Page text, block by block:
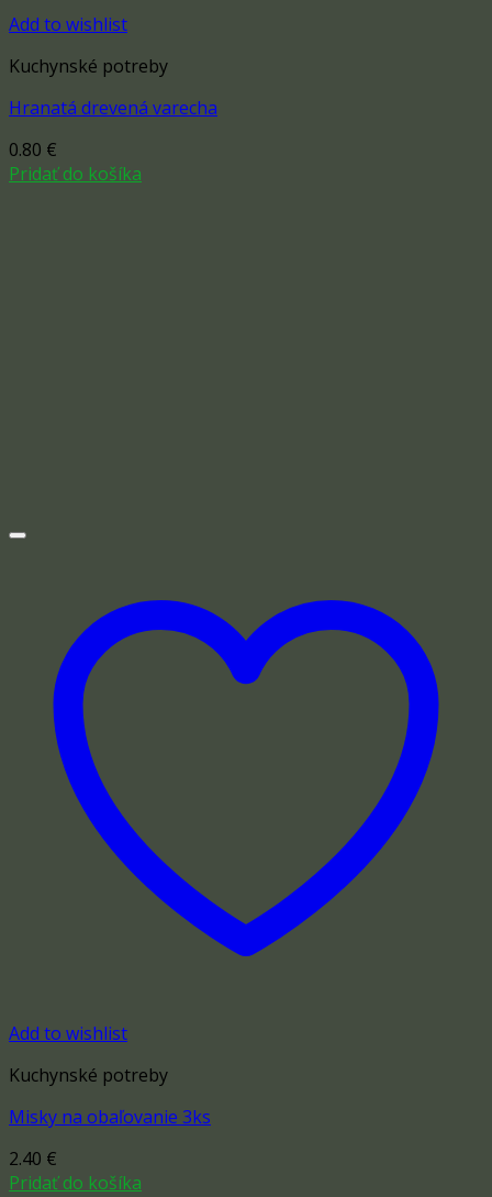
Add to wishlist
Kuchynské potreby
Hranatá drevená varecha
0.80 €
Pridať do košíka
Add to wishlist
Kuchynské potreby
Misky na obaľovanie 3ks
2.40 €
Pridať do košíka